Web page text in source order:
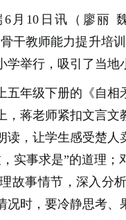
月10日讯（廖丽
骨干教师能力提升培
举行，吸引了当地
五年级下册的《自
，蒋老师紧扣文言
读，让学生感受楚
实事求是”的道理
故事情节，深入分
况时，要冷静思考